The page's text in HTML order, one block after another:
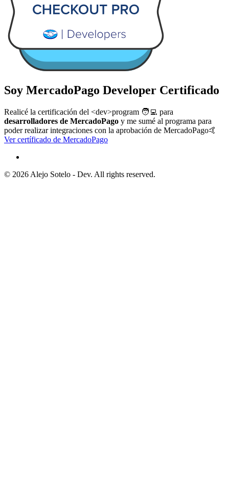
Soy MercadoPago Developer Certificado
Realicé la certificación del <dev>program 🧑‍💻 para
desarrolladores de MercadoPago y me sumé al programa para
poder realizar integraciones con la aprobación de MercadoPago🤙
Ver certíficado de MercadoPago
© 2026 Alejo Sotelo - Dev. All rights reserved.